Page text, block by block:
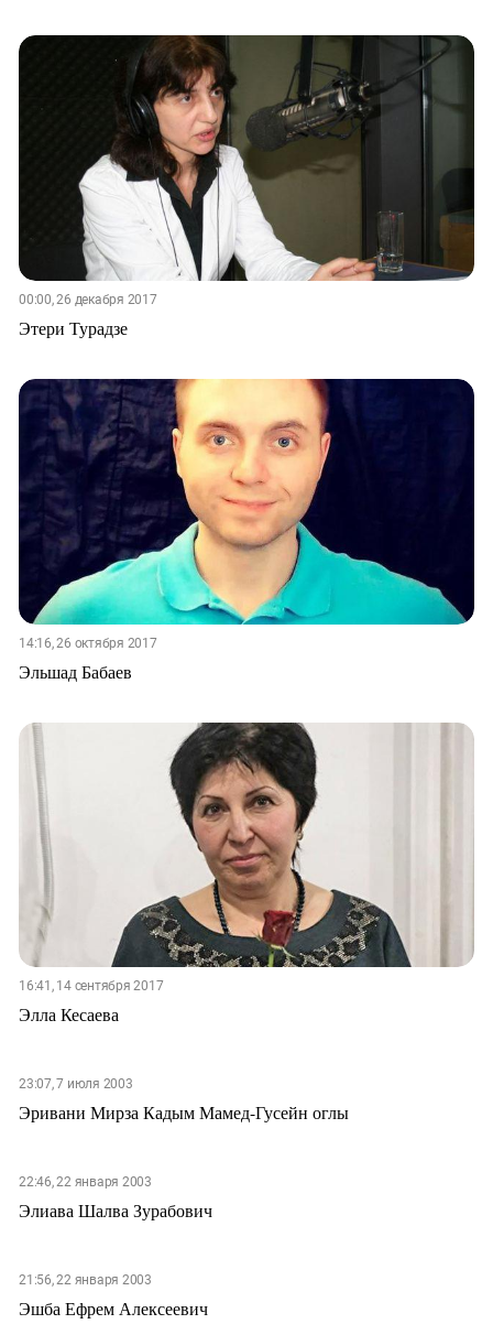
00:00, 26 декабря 2017
Этери Турадзе
14:16, 26 октября 2017
Эльшад Бабаев
16:41, 14 сентября 2017
Элла Кесаева
23:07, 7 июля 2003
Эривани Мирза Кадым Мамед-Гусейн оглы
22:46, 22 января 2003
Элиава Шалва Зурабович
21:56, 22 января 2003
Эшба Ефрем Алексеевич